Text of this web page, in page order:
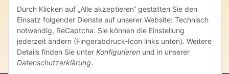
Durch Klicken auf „Alle akzeptieren“ gestatten Sie den
Einsatz folgender Dienste auf unserer Website: Technisch
notwendig, ReCaptcha. Sie können die Einstellung
jederzeit ändern (Fingerabdruck-Icon links unten). Weitere
Details finden Sie unter Konfigurieren und in unserer
Datenschutzerklärung.
überlassenen Unterlagen bisher weder medizinisch anerkannt oder
wissenschaftlich nachweisbar sind. Die gemachten Angaben
beruhen ausschließlich auf Überlieferungen und langjähriger
Erfahrung. Unsere Produkte ersetzen nie den Besuch beim Arzt
oder Heilpraktiker und sind auch kein Medikamentenersatz. Auch
stellen unsere Angaben im ärztlichen Sinne keine Diagnose- oder
Therapieform dar.